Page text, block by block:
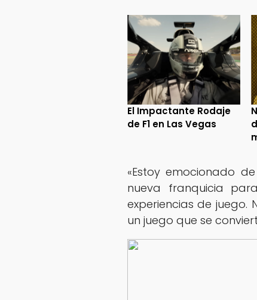
El Impactante Rodaje
de F1 en Las Vegas
«Estoy emocionado
nueva franquicia
experiencias de juego.
un juego que se